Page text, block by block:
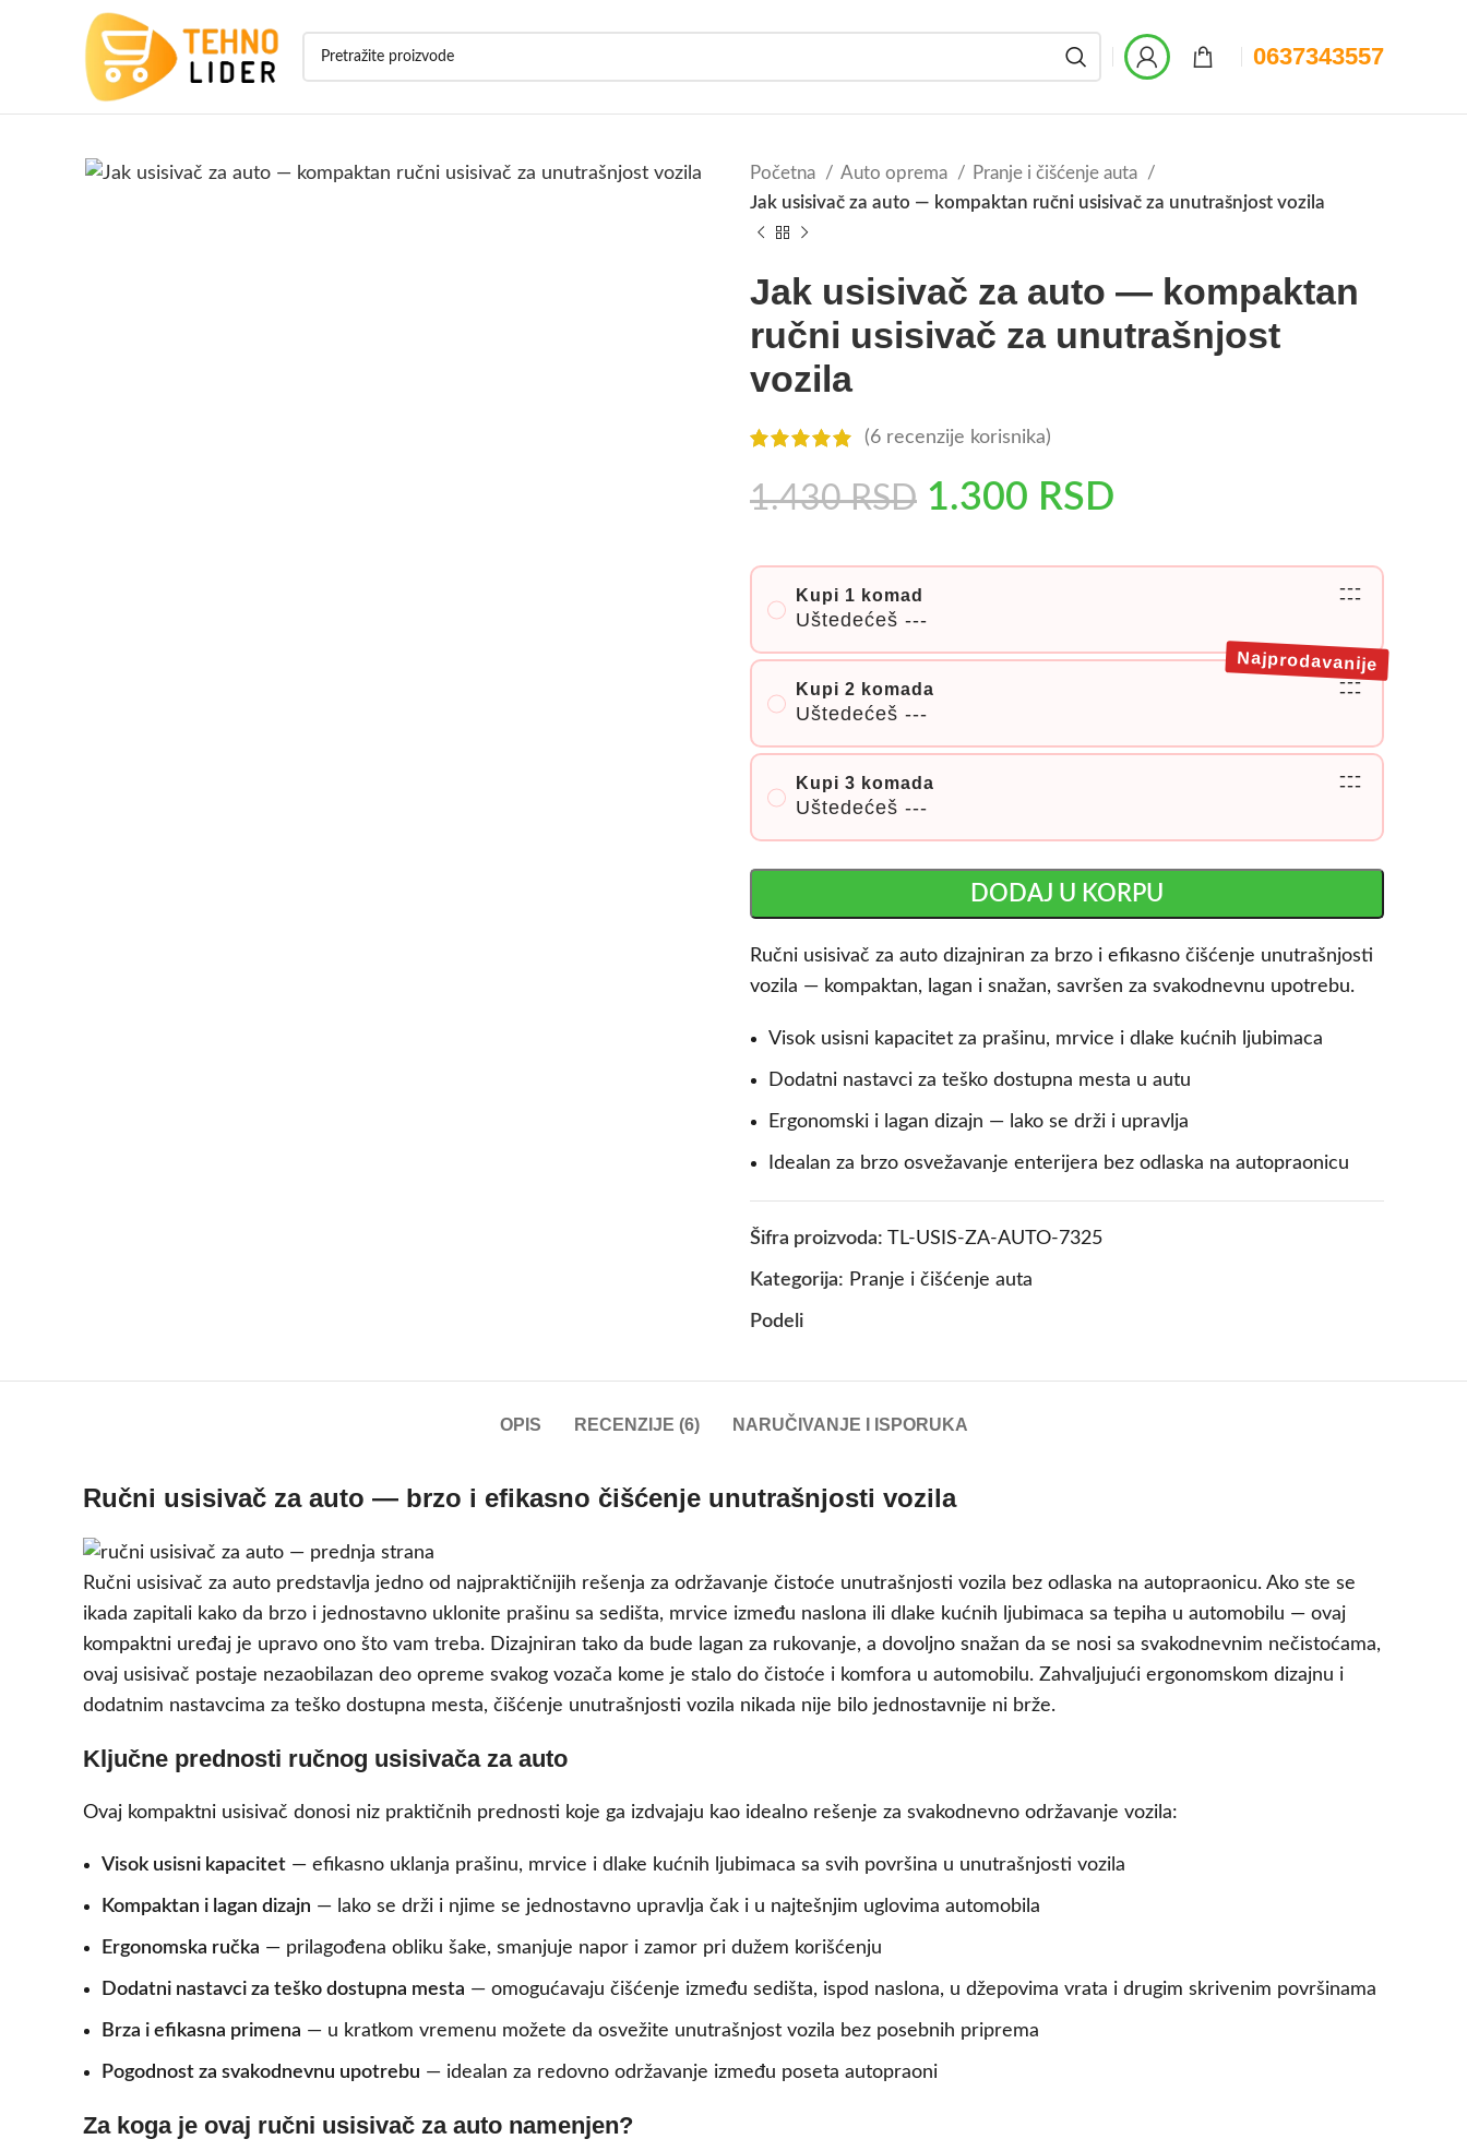
0637343557
Početna Auto oprema
Pranje i čišćenje auta
Jak usisivač za auto — kompaktan ručni usisivač za unutrašnjost vozila
Jak usisivač za auto — kompaktan
ručni usisivač za unutrašnjost
vozila
(6 recenzije korisnika)
1.430RSD 1.300 RSD
Kupi 1 komad
Uštedećeš ---
---
---
Kupi 2 komada
Uštedećeš ---
---
---
Najprodavanije
Kupi 3 komada
Uštedećeš ---
---
---
DODAJ U KORPU
Ručni usisivač za auto dizajniran za brzo i efikasno čišćenje unutrašnjosti
vozila — kompaktan, lagan i snažan, savršen za svakodnevnu upotrebu.
Visok usisni kapacitet za prašinu, mrvice i dlake kućnih ljubimaca
Dodatni nastavci za teško dostupna mesta u autu
Ergonomski i lagan dizajn — lako se drži i upravlja
Idealan za brzo osvežavanje enterijera bez odlaska na autopraonicu
Šifra proizvoda: TL-USIS-ZA-AUTO-7325
Kategorija: Pranje i čišćenje auta
Podeli
OPIS RECENZIJE (6) NARUČIVANJE I ISPORUKA
Ručni usisivač za auto — brzo i efikasno čišćenje unutrašnjosti vozila
Ručni usisivač za auto predstavlja jedno od najpraktičnijih rešenja za održavanje čistoće unutrašnjosti vozila bez odlaska na autopraonicu. Ako ste se
ikada zapitali kako da brzo i jednostavno uklonite prašinu sa sedišta, mrvice između naslona ili dlake kućnih ljubimaca sa tepiha u automobilu — ovaj
kompaktni uređaj je upravo ono što vam treba. Dizajniran tako da bude lagan za rukovanje, a dovoljno snažan da se nosi sa svakodnevnim nečistoćama,
ovaj usisivač postaje nezaobilazan deo opreme svakog vozača kome je stalo do čistoće i komfora u automobilu. Zahvaljujući ergonomskom dizajnu i
dodatnim nastavcima za teško dostupna mesta, čišćenje unutrašnjosti vozila nikada nije bilo jednostavnije ni brže.
Ključne prednosti ručnog usisivača za auto
Ovaj kompaktni usisivač donosi niz praktičnih prednosti koje ga izdvajaju kao idealno rešenje za svakodnevno održavanje vozila:
Visok usisni kapacitet — efikasno uklanja prašinu, mrvice i dlake kućnih ljubimaca sa svih površina u unutrašnjosti vozila
Kompaktan i lagan dizajn — lako se drži i njime se jednostavno upravlja čak i u najtešnjim uglovima automobila
Ergonomska ručka — prilagođena obliku šake, smanjuje napor i zamor pri dužem korišćenju
Dodatni nastavci za teško dostupna mesta — omogućavaju čišćenje između sedišta, ispod naslona, u džepovima vrata i drugim skrivenim površinama
Brza i efikasna primena — u kratkom vremenu možete da osvežite unutrašnjost vozila bez posebnih priprema
Pogodnost za svakodnevnu upotrebu — idealan za redovno održavanje između poseta autopraoni
Za koga je ovaj ručni usisivač za auto namenjen?